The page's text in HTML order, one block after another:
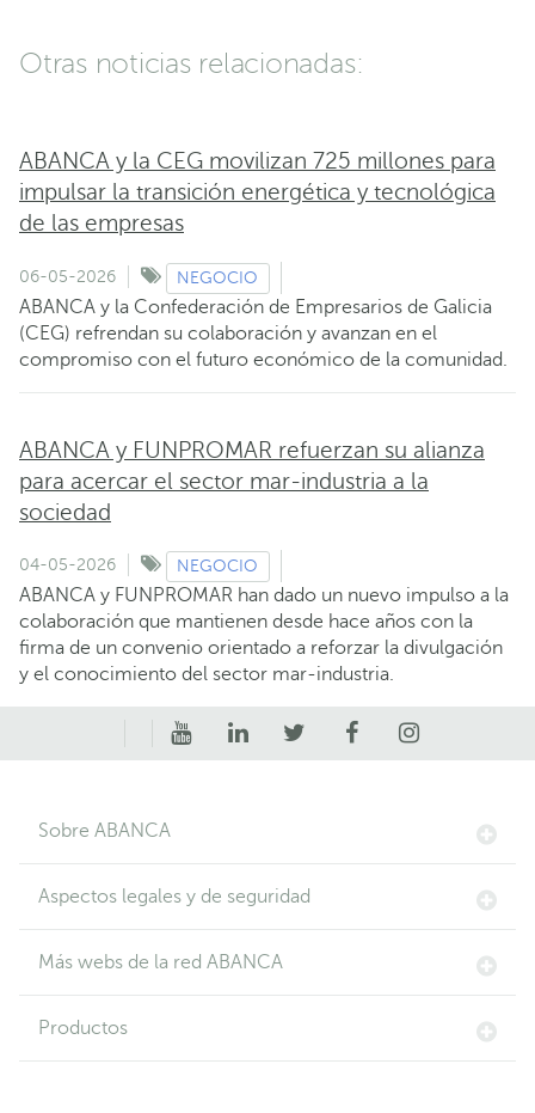
Otras noticias relacionadas:
ABANCA y la CEG movilizan 725 millones para
impulsar la transición energética y tecnológica
de las empresas
06-05-2026 NEGOCIO
ABANCA y la Confederación de Empresarios de Galicia
(CEG) refrendan su colaboración y avanzan en el
compromiso con el futuro económico de la comunidad.
ABANCA y FUNPROMAR refuerzan su alianza
para acercar el sector mar-industria a la
sociedad
04-05-2026 NEGOCIO
ABANCA y FUNPROMAR han dado un nuevo impulso a la
colaboración que mantienen desde hace años con la
firma de un convenio orientado a reforzar la divulgación
y el conocimiento del sector mar-industria.
Sobre ABANCA
Aspectos legales y de seguridad
Más webs de la red ABANCA
Productos